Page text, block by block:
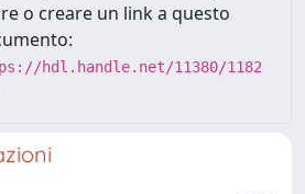
o creare un link a questo
hdl.handle.net/11380/1182